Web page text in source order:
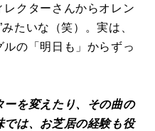
クターさんからオレン
たいな（笑）。実は、
の「明日も」からずっ
を変えたり、その曲の
では、お芝居の経験も役